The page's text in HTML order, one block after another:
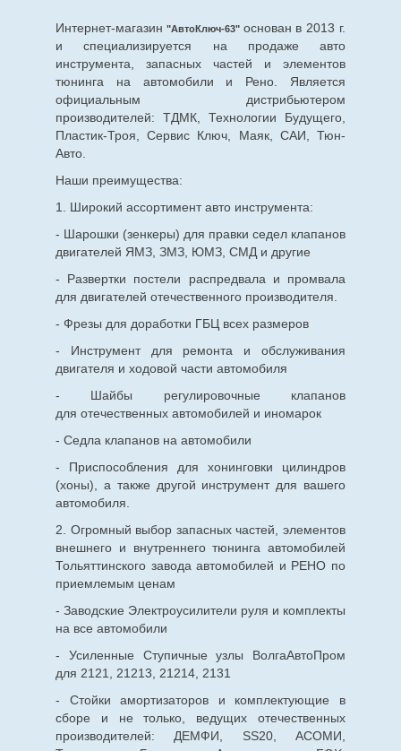
Интернет-магазин "АвтоКлюч-63" основан в 2013 г.
и специализируется на продаже авто
инструмента, запасных частей и элементов
тюнинга на автомобили и Рено. Является
официальным дистрибьютером
производителей: ТДМК, Технологии Будущего,
Пластик-Троя, Сервис Ключ, Маяк, САИ, Тюн-
Авто.
Наши преимущества:
1. Широкий ассортимент авто инструмента:
- Шарошки (зенкеры) для правки седел клапанов
двигателей ЯМЗ, ЗМЗ, ЮМЗ, СМД и другие
- Развертки постели распредвала и промвала
для двигателей отечественного производителя.
- Фрезы для доработки ГБЦ всех размеров
- Инструмент для ремонта и обслуживания
двигателя и ходовой части автомобиля
- Шайбы регулировочные клапанов
для отечественныхавтомобилей и иномарок
- Седла клапанов на автомобили
- Приспособления для хонинговки цилиндров
(хоны), а также другой инструмент для вашего
автомобиля.
2. Огромный выбор запасных частей, элементов
внешнего и внутреннего тюнинга автомобилей
Тольяттинского завода автомобилей и РЕНО по
приемлемым ценам
- Заводские Электроусилители руля и комплекты
на все автомобили
- Усиленные Ступичные узлы ВолгаАвтоПром
для 2121, 21213, 21214, 2131
- Стойки амортизаторов и комплектующие в
сборе и не только, ведущих отечественных
производителей: ДЕМФИ, SS20, АСОМИ,